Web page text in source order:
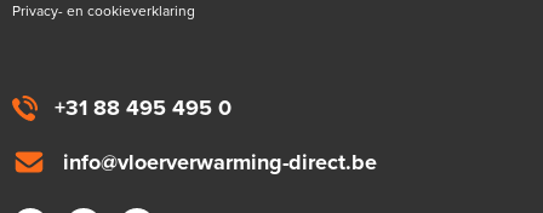
+31 88 495 495 0
info@vloerverwarming-direct.be
Privacy- en cookieverklaring